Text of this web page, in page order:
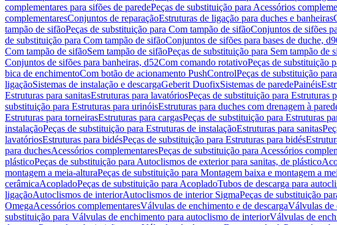
complementares para sifões de paredePeças de substituição para Acessórios
complementaresConjuntos de reparaçãoEstruturas de ligação para duches e banheiras
tampão de sifãoPeças de substituição para Com tampão de sifãoConjuntos de sifões
de substituição para Com tampão de sifãoConjuntos de sifões para bases de duche,
Com tampão de sifãoSem tampão de sifãoPeças de substituição para Sem tampão de
Conjuntos de sifões para banheiras, d52Com comando rotativoPeças de substituição
bica de enchimentoCom botão de acionamento PushControlPeças de substituição
ligaçãoSistemas de instalação e descargaGeberit DuofixSistemas de paredePainéis
Estruturas para sanitasEstruturas para lavatóriosPeças de substituição para Estruturas
substituição para Estruturas para urinóisEstruturas para duches com drenagem à
Estruturas para torneirasEstruturas para cargasPeças de substituição para Estruturas
instalaçãoPeças de substituição para Estruturas de instalaçãoEstruturas para sanitas
lavatóriosEstruturas para bidésPeças de substituição para Estruturas para bidés
para duchesAcessórios complementaresPeças de substituição para Acessórios
plásticoPeças de substituição para Autoclismos de exterior para sanitas, de plástico
montagem a meia-alturaPeças de substituição para Montagem baixa e montagem a
cerâmicaAcopladoPeças de substituição para AcopladoTubos de descarga para
ligaçãoAutoclismos de interiorAutoclismos de interior SigmaPeças de substituição
OmegaAcessórios complementaresVálvulas de enchimento e de descargaVálvulas de
substituição para Válvulas de enchimento para autoclismo de interiorVálvulas de